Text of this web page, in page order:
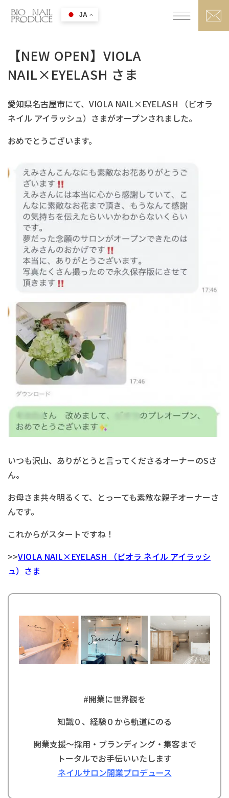
【NEW OPEN】VIOLA
NAIL×EYELASH さま
愛知県名古屋市にて、VIOLA NAIL×EYELASH （ビオラ
ネイル アイラッシュ）さまがオープンされました。
おめでとうございます。
いつも沢山、ありがとうと言ってくださるオーナーのSさ
ん。
お母さま共々明るくて、とっーても素敵な親子オーナーさ
んです。
これからがスタートですね！
>>VIOLA NAIL×EYELASH （ビオラ ネイル アイラッシ
ュ）さま
#開業に世界観を
知識０、経験０から軌道にのる
開業支援〜採用・ブランディング・集客まで
トータルでお手伝いいたします
ネイルサロン開業プロデュース